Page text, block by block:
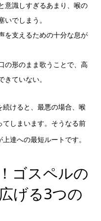
意識しすぎるあまり、喉の
でしまう。
を支えるための十分な息が
の形のまま歌うことで、高
ていない。
けると、最悪の場合、喉
しまいます。そうなる前
達への最短ルートです。
ゴスペルの
げる3つの